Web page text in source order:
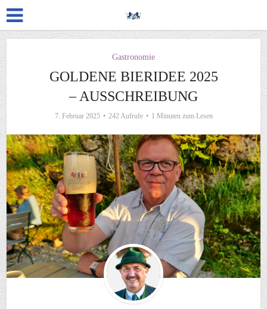
Gastronomie
GOLDENE BIERIDEE 2025
– AUSSCHREIBUNG
7. Februar 2025 242 Aufrufe 1 Minuten zum Lesen